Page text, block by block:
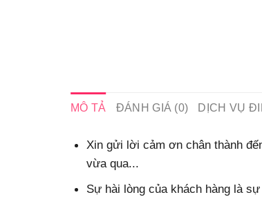
MÔ TẢ ĐÁNH GIÁ (0) DỊCH VỤ
Xin gửi lời cảm ơn chân thành
vừa qua...
Sự hài lòng của khách hàng là